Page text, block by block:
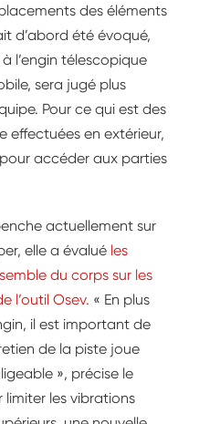
des éléments
d’abord été évoqué,
l’engin télescopique
sera jugé plus
Pour ce qui est des
effectuées en extérieur,
accéder aux parties
actuellement sur
elle a évalué les
du corps sur les
l’outil Osev. « En plus
il est important de
de la piste joue
», précise le
limiter les vibrations